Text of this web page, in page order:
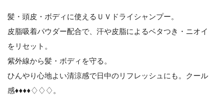
髪・頭皮・ボディに使えるＵＶドライシャンプー。
皮脂吸着パウダー配合で、汗や皮脂によるベタつき・ニオイ
をリセット。
紫外線から髪・ボディを守る。
ひんやり心地よい清涼感で日中のリフレッシュにも。クール
感♦♦♦♦♢♢♢。